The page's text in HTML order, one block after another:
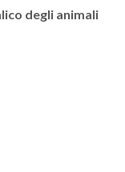
degli animali